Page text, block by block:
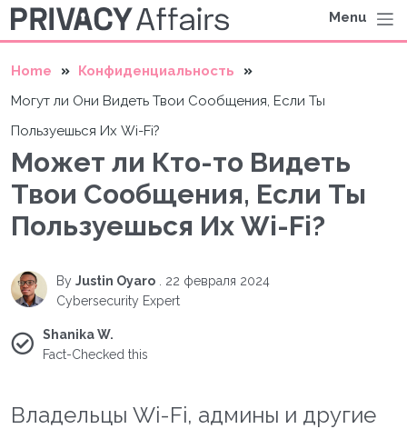
Menu
Home
Конфиденциальность
Могут ли Они Видеть Твои Сообщения, Если Ты
Пользуешься Их Wi-Fi?
Может ли Кто-то Видеть
Твои Сообщения, Если Ты
Пользуешься Их Wi-Fi?
By Justin Oyaro
22 февраля 2024
Cybersecurity Expert
Shanika W.
Fact-Checked this
Владельцы Wi-Fi, админы и другие